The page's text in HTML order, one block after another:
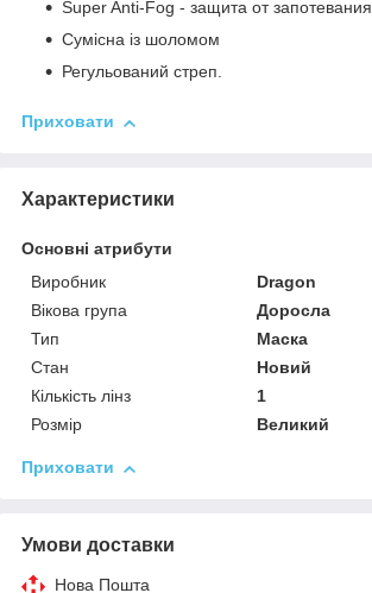
Super Anti-Fog - защита от запотевания
Сумісна із шоломом
Регульований стреп.
Приховати
Характеристики
Основні атрибути
Виробник
Dragon
Вікова група
Доросла
Тип
Маска
Стан
Новий
Кількість лінз
1
Розмір
Великий
Приховати
Умови доставки
Нова Пошта